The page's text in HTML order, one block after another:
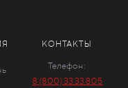
КОНТАКТЫ
Телефон:
8 (800) 33 33 805